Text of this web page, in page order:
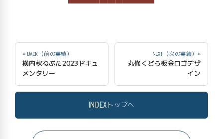
« BACK（前の実績）
横内秋ねぶた2023ドキュ
メンタリー
INDEX トップへ
NEXT（次の実績）»
丸修くどう板金ロゴデザ
イン